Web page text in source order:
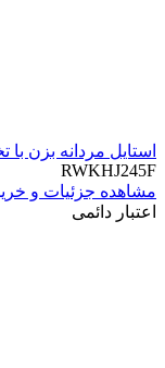
استایل مردانه بزن با تخفیف 200 هزار تومانی
RWKHJ245F
مشاهده جزئیات و
اعتبار دائمی